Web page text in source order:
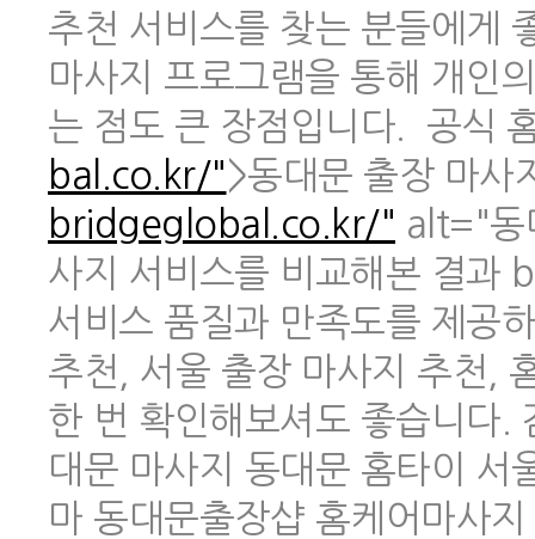
추천 서비스를 찾는 분들에게
마사지 프로그램을 통해 개인
는 점도 큰 장점입니다. 공식
bal.co.kr/">동대문 출장 마
bridgeglobal.co.kr/" alt="동
사지 서비스를 비교해본 결과
서비스 품질과 만족도를 제공
추천, 서울 출장 마사지 추천,
한 번 확인해보셔도 좋습니다
대문 마사지 동대문 홈타이 서
마 동대문출장샵 홈케어마사